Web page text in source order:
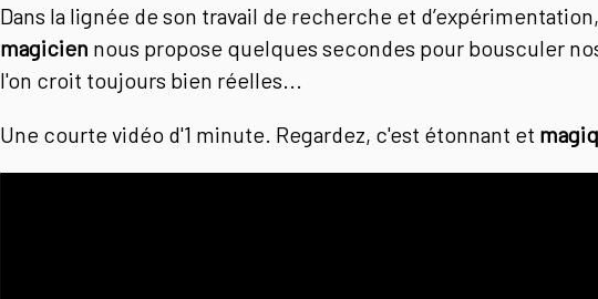
Dans la lignée de son travail de recherche et d’expérimentation,
magicien nous propose quelques secondes pour bousculer
l'on croit toujours bien réelles...
Une courte vidéo d'1 minute. Regardez, c'est étonnant et